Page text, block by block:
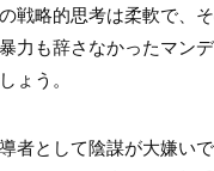
戦略的思考は柔軟で、
力も辞さなかったマン
ょう。
者として陰謀が大嫌い